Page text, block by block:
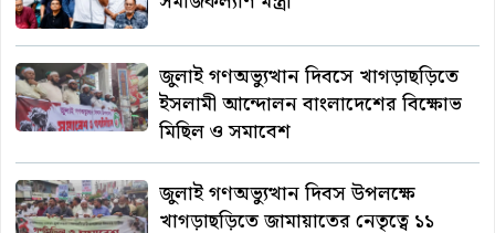
জুলাই গণঅভ্যুত্থান দিবসে খাগড়াছড়িতে
ইসলামী আন্দোলন বাংলাদেশের বিক্ষোভ
মিছিল ও সমাবেশ
জুলাই গণঅভ্যুত্থান দিবস উপলক্ষে
খাগড়াছড়িতে জামায়াতের নেতৃত্বে ১১